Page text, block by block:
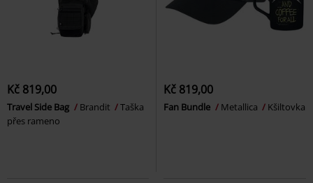
Kč 819,00
Travel Side Bag Brandit
Taška
přes rameno
Kč 819,00
Fan Bundle Metallica Kšiltovka